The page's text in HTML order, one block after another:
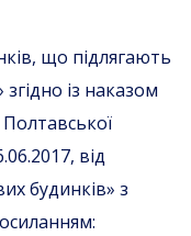
що підлягають
із наказом
Полтавської
від
будинків» з